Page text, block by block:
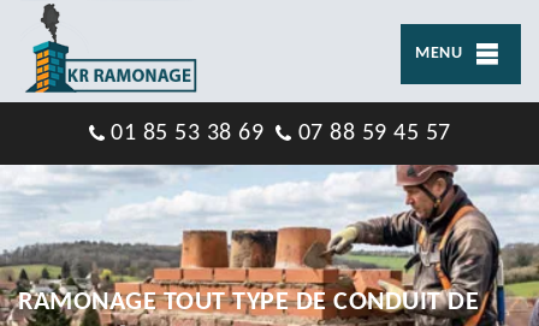
MENU
01 85 53 38 69 07 88 59 45 57
RAMONAGE TOUT TYPE DE CONDUIT DE